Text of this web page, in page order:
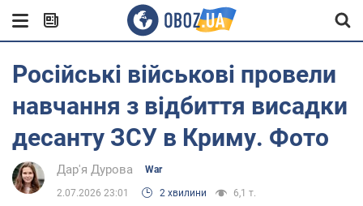
Російські військові провели
навчання з відбиття висадки
десанту ЗСУ в Криму. Фото
Дар'я Дурова War
2.07.2026 23:01 2 хвилини 6,1 т.